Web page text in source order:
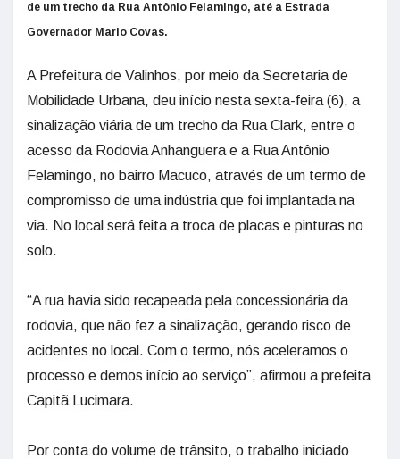
de um trecho da Rua Antônio Felamingo, até a Estrada
Governador Mario Covas.
A Prefeitura de Valinhos, por meio da Secretaria de
Mobilidade Urbana, deu início nesta sexta-feira (6), a
sinalização viária de um trecho da Rua Clark, entre o
acesso da Rodovia Anhanguera e a Rua Antônio
Felamingo, no bairro Macuco, através de um termo de
compromisso de uma indústria que foi implantada na
via. No local será feita a troca de placas e pinturas no
solo.
“A rua havia sido recapeada pela concessionária da
rodovia, que não fez a sinalização, gerando risco de
acidentes no local. Com o termo, nós aceleramos o
processo e demos início ao serviço”, afirmou a prefeita
Capitã Lucimara.
Por conta do volume de trânsito, o trabalho iniciado